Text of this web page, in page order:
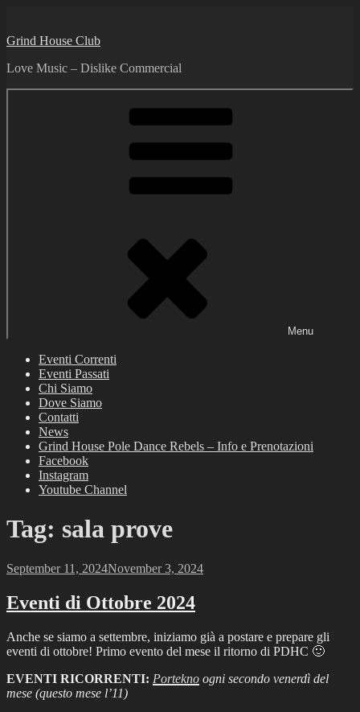
content
Grind House Club
Love Music – Dislike Commercial
Menu
Eventi Correnti
Eventi Passati
Chi Siamo
Dove Siamo
Contatti
News
Grind House Pole Dance Rebels – Info e Prenotazioni
Facebook
Instagram
Youtube Channel
Tag: sala prove
Posted
September 11, 2024November 3, 2024
Eventi di Ottobre 2024
Anche se siamo a settembre, iniziamo già a postare e prepare gli
eventi di ottobre! Primo evento del mese il ritorno di PDHC 🙂
EVENTI RICORRENTI: Portekno ogni secondo venerdì del
mese (questo mese l’11)